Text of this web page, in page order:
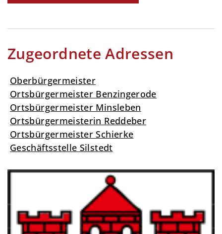
Zugeordnete Adressen
Oberbürgermeister
Ortsbürgermeister Benzingerode
Ortsbürgermeister Minsleben
Ortsbürgermeisterin Reddeber
Ortsbürgermeister Schierke
Geschäftsstelle Silstedt